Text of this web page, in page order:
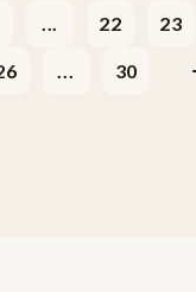
... 22 23
... 30